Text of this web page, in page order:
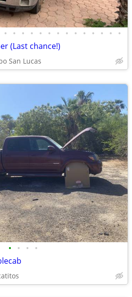
• • • • • • • • • • • • • •
(Last chance!)
San Lucas
• • • •